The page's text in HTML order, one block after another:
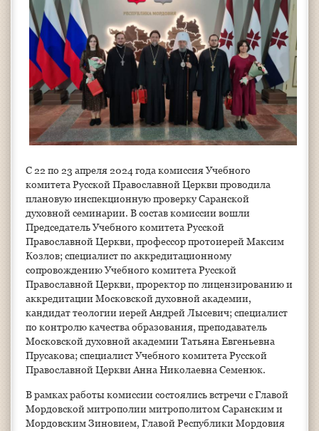
С 22 по 23 апреля 2024 года комиссия Учебного
комитета Русской Православной Церкви проводила
плановую инспекционную проверку Саранской
духовной семинарии. В состав комиссии вошли
Председатель Учебного комитета Русской
Православной Церкви, профессор протоиерей Максим
Козлов; специалист по аккредитационному
сопровождению Учебного комитета Русской
Православной Церкви, проректор по лицензированию и
аккредитации Московской духовной академии,
кандидат теологии иерей Андрей Лысевич; специалист
по контролю качества образования, преподаватель
Московской духовной академии Татьяна Евгеньевна
Прусакова; специалист Учебного комитета Русской
Православной Церкви Анна Николаевна Семенюк.
В рамках работы комиссии состоялись встречи с Главой
Мордовской митрополии митрополитом Саранским и
Мордовским Зиновием, Главой Республики Мордовия